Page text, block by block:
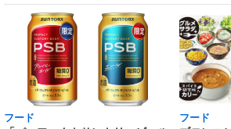
フード フード